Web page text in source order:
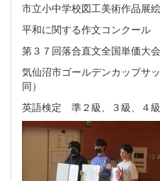
市立小中学校図工美術作品展
平和に関する作文コンクール
第３７回落合直文全国単価大
気仙沼市ゴールデンカップサ
同）
英語検定 準２級、３級、４